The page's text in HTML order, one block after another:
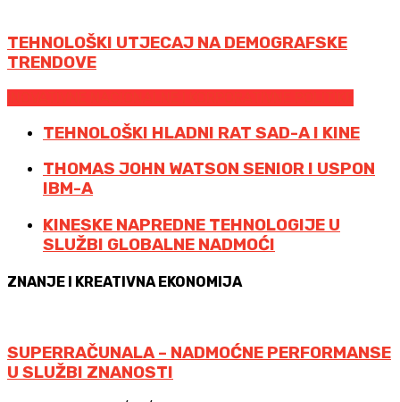
TEHNOLOŠKI UTJECAJ NA DEMOGRAFSKE
TRENDOVE
TEHNOLOŠKI HLADNI RAT SAD-A I KINE
THOMAS JOHN WATSON SENIOR I USPON
IBM-A
KINESKE NAPREDNE TEHNOLOGIJE U
SLUŽBI GLOBALNE NADMOĆI
ZNANJE I KREATIVNA EKONOMIJA
SUPERRAČUNALA – NADMOĆNE PERFORMANSE
U SLUŽBI ZNANOSTI